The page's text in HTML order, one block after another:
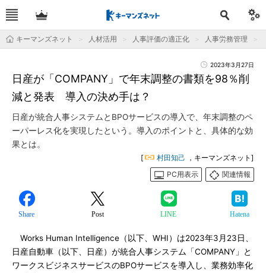
キーマンズネット 人材活用 人事評価の適正化 人事労務管理
2023年3月27日
日産が「COMPANY」で年末調整の書類を98％削
減と発表 導入の決め手は？
日産が統合人事システムとBPOサービスの導入で、年末調整のペ
ーパーレス化を実現したという。導入のポイントと、具体的な効
果とは。
[ 村田知己 ，キーマンズネット]
PC用表示
関連情報
Share Post LINE Hatena
Works Human Intelligence（以下、WHI）は2023年3月23日、
日産自動車（以下、日産）が統合人事システム「COMPANY」と
ワークスビジネスサービスのBPOサービスを導入し、業務効率化